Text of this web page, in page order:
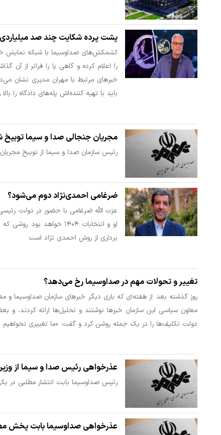
پشت پرده شکایت چند صد
کشمکش‌های صداوسیما با شبکه نمایش
را اعلام کرده و گاهی پا را فراتر از آن
خبرهای مرتبط با مهران مدیری نشان
باید با تهیه کننده‌اش پله‌های دادگاه را
مجریان جنجالی صدا و سیما توبیخ
رئیس سازمان صدا و سیما از توبیخ
ضرغامی احمدی‌نژاد دوم می‌شود؟
عزت الله ضرغامی با حضور در دولت
او و انتخابات ۱۴۰۴
برداری از روش احمدی نژاد است
تغییر و تحولات مهم در صداوسیما رخ می‌دهد؟
روز گذشته بعد از هفته‌ای که باری دیگر خبرهای سازمان
معاون سیاسی این سازمان خبرها نوشتند و تحلیل‌ها ارائه کردند،
دولت تکلیف‌ها را در یک جمله روشن کرد و گفت: «ما تغییری
عذرخواهی رئیس صدا و سیما از
رئیس صداوسیما بابت انتشار مطلبی در
عذرخواهی صداوسیما بابت پخش